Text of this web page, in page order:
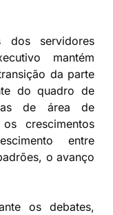
dos servidores
mantém
da parte
do quadro de
de área de
crescimentos
entre
o avanço
os debates,